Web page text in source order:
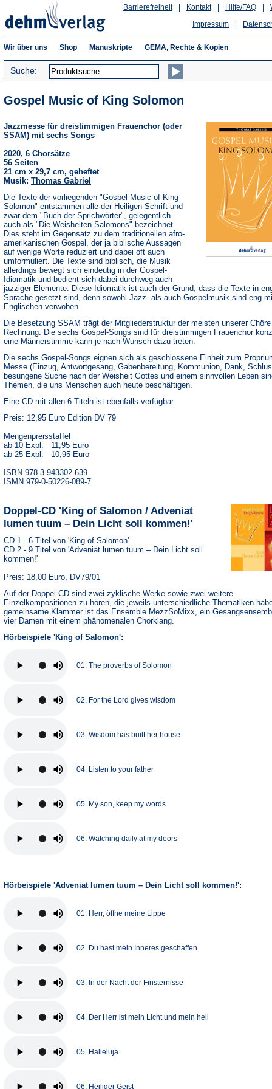
Hilfe/FAQ
Kontakt
Barrierefreiheit
Impressum
Wir über uns Shop Manuskripte GEMA, Rechte & Kopien
Suche:
Gospel Music of King Solomon
Jazzmesse für dreistimmigen Frauenchor (oder
SSAM) mit sechs Songs
2020, 6 Chorsätze
56 Seiten
21 cm x 29,7 cm, geheftet
Musik: Thomas Gabriel
Die Texte der vorliegenden "Gospel Music of King
Solomon" entstammen alle der Heiligen Schrift und
zwar dem "Buch der Sprichwörter", gelegentlich
auch als "Die Weisheiten Salomons" bezeichnet.
Dies steht im Gegensatz zu dem traditionellen afro-
amerikanischen Gospel, der ja biblische Aussagen
auf wenige Worte reduziert und dabei oft auch
umformuliert. Die Texte sind biblisch, die Musik
allerdings bewegt sich eindeutig in der Gospel-
Idiomatik und bedient sich dabei durchweg auch
jazziger Elemente. Diese Idiomatik ist auch der Grund, dass die Texte in
Sprache gesetzt sind, denn sowohl Jazz- als auch Gospelmusik sind eng
Englischen verwoben.
Die Besetzung SSAM trägt der Mitgliederstruktur der meisten unserer Chöre
Rechnung. Die sechs Gospel-Songs sind für dreistimmigen Frauenchor
eine Männerstimme kann je nach Wunsch dazu treten.
Die sechs Gospel-Songs eignen sich als geschlossene Einheit zum
Messe (Einzug, Antwortgesang, Gabenbereitung, Kommunion, Dank,
besungene Suche nach der Weisheit Gottes und einem sinnvollen Leben
Themen, die uns Menschen auch heute beschäftigen.
Eine CD(Öffnet
einem
Tab)
mit allen 6 Titeln ist ebenfalls verfügbar.
Preis: 12,95 Euro Edition DV 79
Mengenpreisstaffel
ab 10 Expl. 11,95 Euro
ab 25 Expl. 10,95 Euro
ISBN 978-3-943302-639
ISMN 979-0-50226-089-7
Doppel-CD 'King of Salomon / Adveniat
lumen tuum – Dein Licht soll kommen!'
CD 1 - 6 Titel von 'King of Salomon'
CD 2 - 9 Titel von 'Adveniat lumen tuum – Dein Licht soll
kommen!'
Preis: 18,00 Euro, DV79/01
Auf der Doppel-CD sind zwei zyklische Werke sowie zwei weitere
Einzelkompositionen zu hören, die jeweils unterschiedliche Thematiken
gemeinsame Klammer ist das Ensemble MezzSoMixx, ein
vier Damen mit einem phänomenalen Chorklang.
Hörbeispiele 'King of Salomon':
01. The proverbs of Solomon
02. For the Lord gives wisdom
03. Wisdom has built her house
04. Listen to your father
05. My son, keep my words
06. Watching daily at my doors
Hörbeispiele 'Adveniat lumen tuum – Dein Licht soll kommen!':
01. Herr, öffne meine Lippe
02. Du hast mein Inneres geschaffen
03. In der Nacht der Finsternisse
04. Der Herr ist mein Licht und mein heil
05. Halleluja
06. Heiliger Geist